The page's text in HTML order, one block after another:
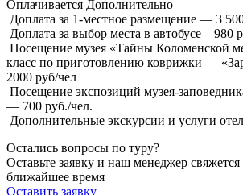
Оплачивается Дополнительно
Доплата за 1-местное размещение — 3
Доплата за выбор места в автобусе – 980
Посещение музея «Тайны Коломенской
класс по приготовлению коврижки —
2000 руб/чел
Посещение экспозиций музея-
— 700 руб./чел.
Дополнительные экскурсии и услуги
Остались вопросы по туру?
Оставьте заявку и наш менеджер
ближайшее время
Оставить заявку